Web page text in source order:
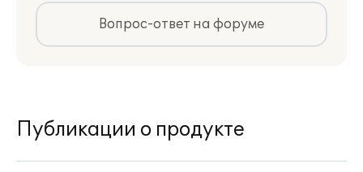
Вопрос-ответ на форуме
Публикации о продукте